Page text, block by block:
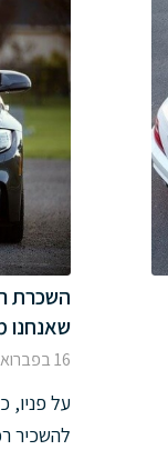
השכרת
שאנחנו
16 בפברואר 2018
על פניו,
להשכיר